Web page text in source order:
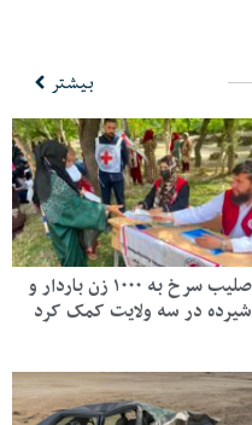
بیشتر
صلیب سرخ به ۱۰۰۰ زن باردار و
شیرده در سه ولایت کمک کرد